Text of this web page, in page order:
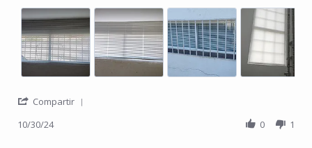
Compartir
10/30/24 0 1